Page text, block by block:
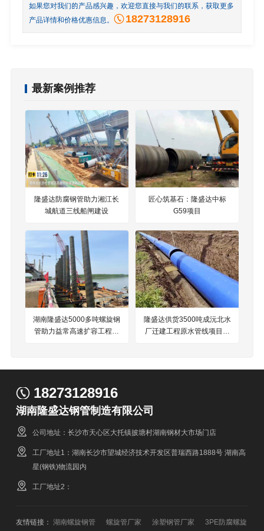
如果您对我们的产品感兴趣，欢迎您直接与我们的联系，获取更多
产品详情和价格优惠信息。
18273128916
最新案例推荐
隆盛达防腐钢管助力湘江长
城航道三线船闸建设
匠心筑基石：隆盛达中标
G59项目
湖南隆盛达5000多吨螺旋钢
管助力益常高速扩容工程项
隆盛达供货3500吨成沅北水
厂迁建工程原水管线项目钢
18273128916
湖南隆盛达钢管制造有限公司
公司地址：长沙市天心区大托镇披塘村湖南钢材大市场门店
工厂地址1：湖南长沙市望城经济技术开发区普瑞西路1888号 湖南高
星(钢铁)物流园内
工厂地址2：
友情链接：湖南螺旋钢管 螺旋管厂家 涂塑钢管厂家
3PE防腐螺旋